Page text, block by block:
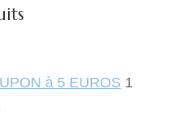
à 5 EUROS 1